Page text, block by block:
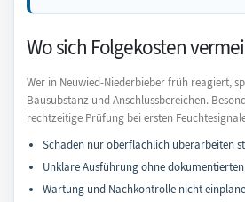
Wo sich Folgekosten
Wer in Neuwied-Niederbieber früh reagiert,
Bausubstanz und Anschlussbereichen.
rechtzeitige Prüfung bei ersten
Schäden nur oberflächlich überarbeiten
Unklare Ausführung ohne
Wartung und Nachkontrolle nicht